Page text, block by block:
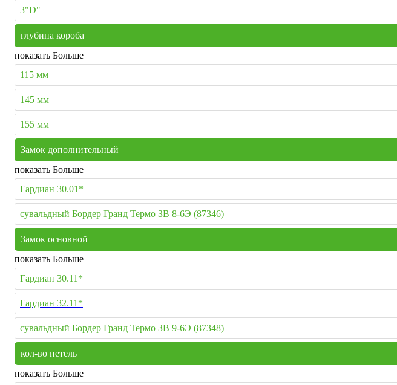
3"D"
глубина короба
показать Больше
115 мм
145 мм
155 мм
Замок дополнительный
показать Больше
Гардиан 30.01*
сувальдный Бордер Гранд Термо ЗВ 8-6Э (87346)
Замок основной
показать Больше
Гардиан 30.11*
Гардиан 32.11*
сувальдный Бордер Гранд Термо ЗВ 9-6Э (87348)
кол-во петель
показать Больше